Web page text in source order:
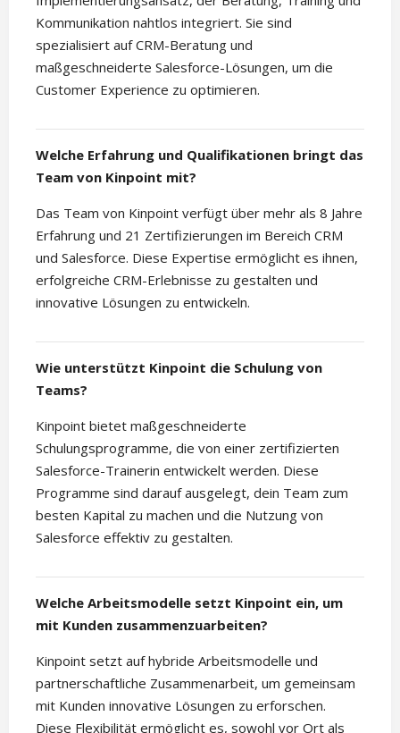
Kommunikation nahtlos integriert. Sie sind
spezialisiert auf CRM-Beratung und
maßgeschneiderte Salesforce-Lösungen, um die
Customer Experience zu optimieren.
Welche Erfahrung und Qualifikationen bringt das
Team von Kinpoint mit?
Das Team von Kinpoint verfügt über mehr als 8 Jahre
Erfahrung und 21 Zertifizierungen im Bereich CRM
und Salesforce. Diese Expertise ermöglicht es ihnen,
erfolgreiche CRM-Erlebnisse zu gestalten und
innovative Lösungen zu entwickeln.
Wie unterstützt Kinpoint die Schulung von
Teams?
Kinpoint bietet maßgeschneiderte
Schulungsprogramme, die von einer zertifizierten
Salesforce-Trainerin entwickelt werden. Diese
Programme sind darauf ausgelegt, dein Team zum
besten Kapital zu machen und die Nutzung von
Salesforce effektiv zu gestalten.
Welche Arbeitsmodelle setzt Kinpoint ein, um
mit Kunden zusammenzuarbeiten?
Kinpoint setzt auf hybride Arbeitsmodelle und
partnerschaftliche Zusammenarbeit, um gemeinsam
mit Kunden innovative Lösungen zu erforschen.
Diese Flexibilität ermöglicht es, sowohl vor Ort als